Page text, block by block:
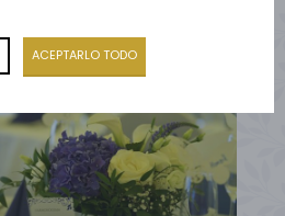
ACEPTARLO TODO